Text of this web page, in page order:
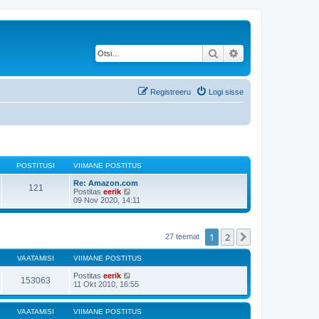
Otsi
Logi sisse
Registreeru
POSTITUSI VIIMANE POSTITUS
121
Re: Amazon.com
Postitas eerik
a
a
i
m
a
t
p
o
s
09 Nov 2020, 14:11
27 teemat 1 2
VAATAMISI VIIMANE POSTITUS
153063 Postitas eerik
11 Okt 2010, 16:55
VAATAMISI VIIMANE POSTITUS